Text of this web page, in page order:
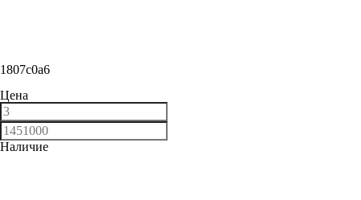
1807c0a6
Цена
Наличие